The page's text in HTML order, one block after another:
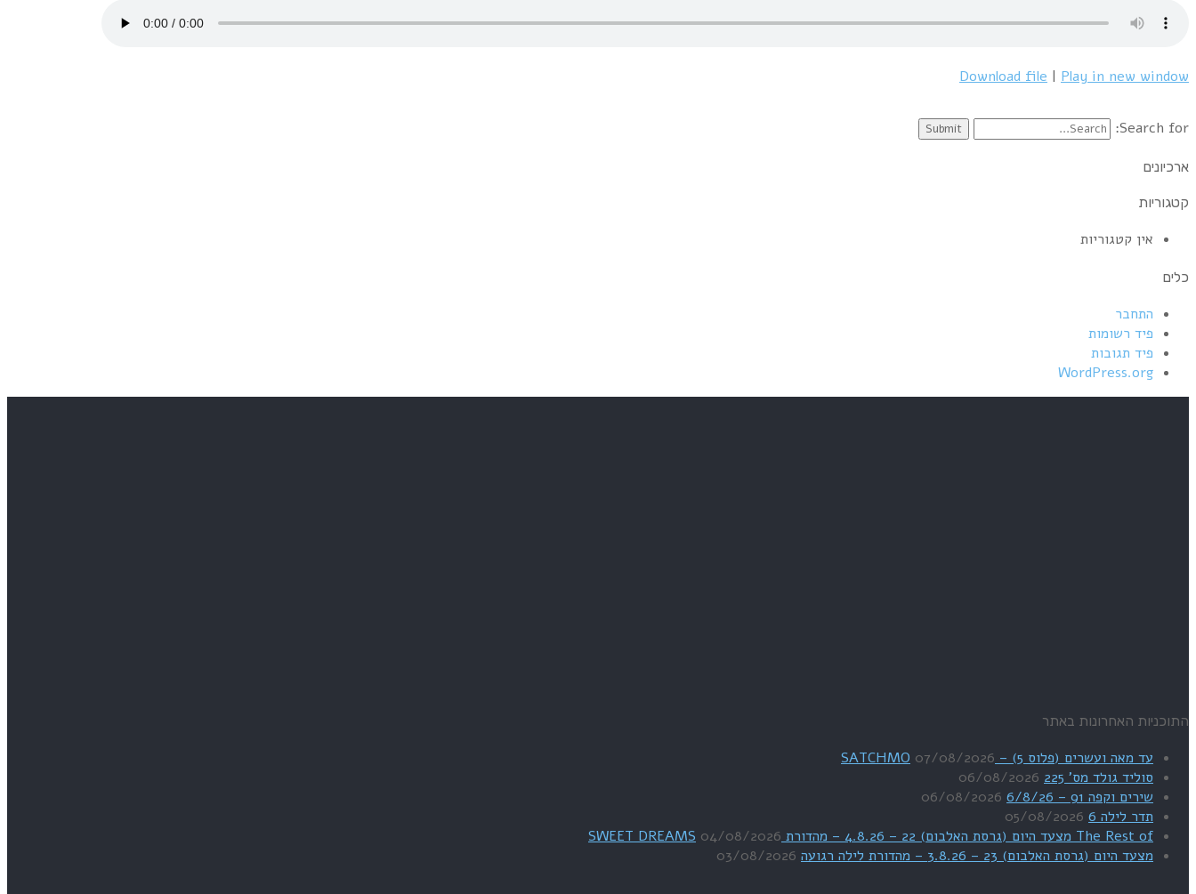
Download file | Play in new window
Search for:
ארכיונים
קטגוריות
אין קטגוריות
כלים
התחבר
פיד רשומות
פיד תגובות
WordPress.org
התוכניות האחרונות באתר
עד מאה ועשרים (פלוס 5) – SATCHMO
07/08/2026
סוליד גולד מס' 225
06/08/2026
שירים וקפה 91 – 6/8/26
06/08/2026
תדר לילה 6
05/08/2026
The Rest of מצעד היום (גרסת האלבום) 22 – 4.8.26 – מהדורת SWEET DREAMS
04/08/2026
מצעד היום (גרסת האלבום) 23 – 3.8.26 – מהדורת לילה רגועה
03/08/2026